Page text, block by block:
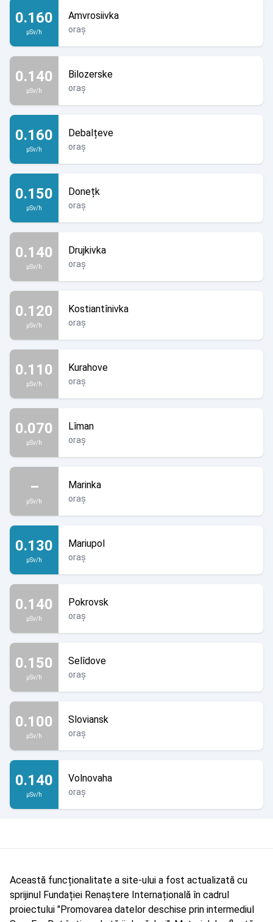
0.160
µSv/h
Amvrosiivka
oraș
0.140
µSv/h
Bilozerske
oraș
0.160
µSv/h
Debalțeve
oraș
0.150
µSv/h
Donețk
oraș
0.140
µSv/h
Drujkivka
oraș
0.120
µSv/h
Kostiantînivka
oraș
0.110
µSv/h
Kurahove
oraș
0.070
µSv/h
Lîman
oraș
–
µSv/h
Marinka
oraș
0.130
µSv/h
Mariupol
oraș
0.140
µSv/h
Pokrovsk
oraș
0.150
µSv/h
Selîdove
oraș
0.100
µSv/h
Sloviansk
oraș
0.140
µSv/h
Volnovaha
oraș
Această funcționalitate a site-ului a fost actualizată cu
sprijinul Fundației Renaștere Internațională în cadrul
proiectului "Promovarea datelor deschise prin intermediul